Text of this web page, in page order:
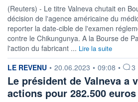
(Reuters) - Le titre Valneva chutait en
décision de l'agence américaine du
reporter la date-cible de l'examen
contre le Chikungunya. A la Bourse de
l'action du fabricant ... Lire la suite
information fournie par
LE REVENU • 20.06.2023 • 09:08 • 3
Le président de Valneva a
actions pour 282.500 euros